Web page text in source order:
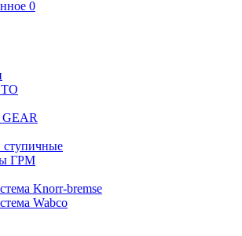
0
ТО
ГРМ
Knorr-bremse
Wabco